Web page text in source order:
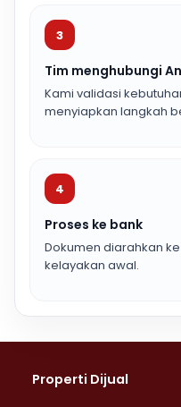
3
Tim menghubungi
Kami validasi
menyiapkan langkah
4
Proses ke bank
Dokumen diarahkan
kelayakan awal.
Properti Dijual